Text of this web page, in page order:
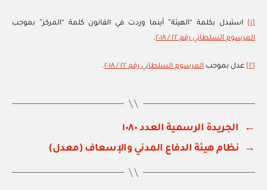
[١]
استبدل بكلمة “الهيئة” أينما وردت في القانون كلمة “المركز” بموجب
المرسوم السلطاني رقم ٢٢ / ٢٠١٨
.
[٢] عدل بموجب المرسوم السلطاني رقم ٢٢ / ٢٠١٨ .
←
الجريدة الرسمية العدد ١٠٨٠
→
نظام هيئة الدفاع المدني والإسعاف (معدل)